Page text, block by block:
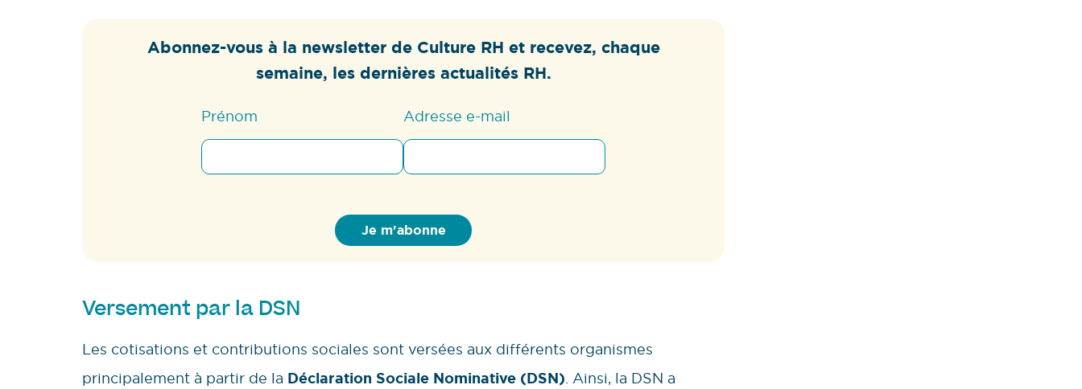
Abonnez-vous à la newsletter de Culture RH et recevez, chaque
semaine, les dernières actualités RH.
Prénom Adresse e-mail
Versement par la DSN
Les cotisations et contributions sociales sont versées aux différents organismes
principalement à partir de la Déclaration Sociale Nominative (DSN). Ainsi, la DSN a